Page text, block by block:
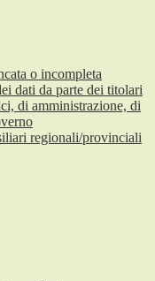
o incompleta
dati da parte dei titolari
di amministrazione, di
regionali/provinciali